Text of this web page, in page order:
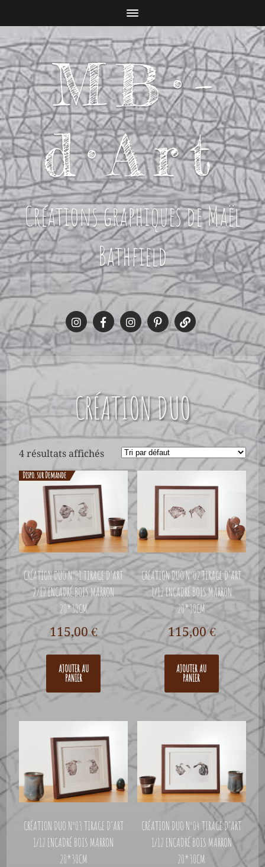
MB­­­­­­­­­­­­·­­
d·Art
Créations graphiques de Maël
Bathfield
CRÉATION DUO
4 résultats affichés
Dispo. sur Demande
CRÉATION DUO N°01 TIRAGE D’ART
2/12 ENCADRÉ BOIS MARRON
20*30CM
115,00€
AJOUTER AU
PANIER
CRÉATION DUO N°02 TIRAGE D’ART
1/12 ENCADRÉ BOIS MARRON
20*30CM
115,00€
AJOUTER AU
PANIER
CRÉATION DUO N°03 TIRAGE D’ART
1/12 ENCADRÉ BOIS MARRON
20*30CM
CRÉATION DUO N°04 TIRAGE D’ART
1/12 ENCADRÉ BOIS MARRON
20*30CM